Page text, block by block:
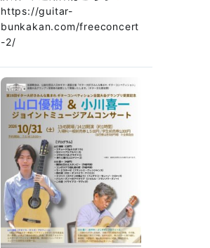
https://guitar-
bunkakan.com/freeconcert
-2/